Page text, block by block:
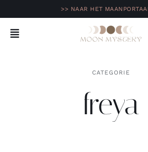
naar
inhoud
>> NAAR HET
Toggle
Agenda
CATEGORIE
freya